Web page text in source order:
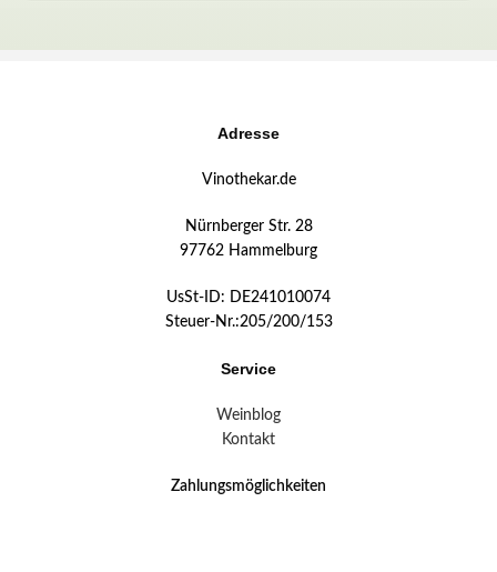
Adresse
Vinothekar.de
Nürnberger Str. 28
97762 Hammelburg
UsSt-ID: DE241010074
Steuer-Nr.:205/200/153
Service
Weinblog
Kontakt
Zahlungsmöglichkeiten